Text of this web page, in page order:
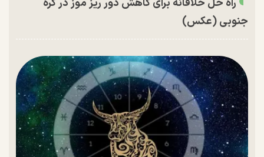
راه حل خلاقانه برای کاهش دور ریز موز در کره
جنوبی (عکس)